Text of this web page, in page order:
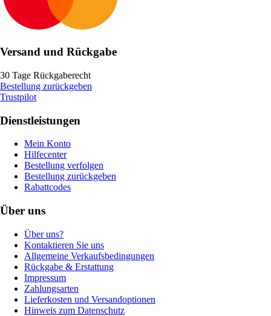
Versand und Rückgabe
30 Tage Rückgaberecht
Bestellung zurückgeben
Trustpilot
Dienstleistungen
Mein Konto
Hilfecenter
Bestellung verfolgen
Bestellung zurückgeben
Rabattcodes
Über uns
Über uns?
Kontaktieren Sie uns
Allgemeine Verkaufsbedingungen
Rückgabe & Erstattung
Impressum
Zahlungsarten
Lieferkosten und Versandoptionen
Hinweis zum Datenschutz